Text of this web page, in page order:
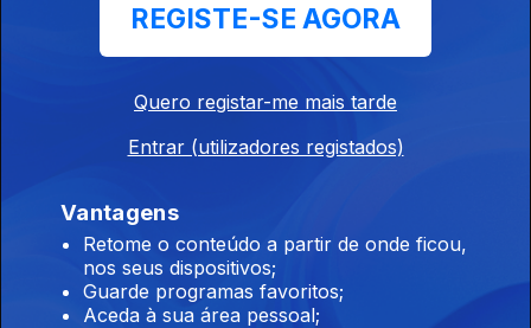
Ep. 6
REGISTE-SE AGORA
Quero registar-me mais tarde
Entrar (utilizadores registados)
Vantagens
Retome o conteúdo a partir de onde ficou,
nos seus dispositivos;
Guarde programas favoritos;
Aceda à sua área pessoal;